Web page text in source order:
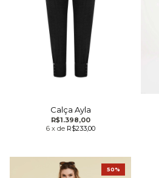
Calça Ayla
R$1.398,00
6 x de R$233,00
50%